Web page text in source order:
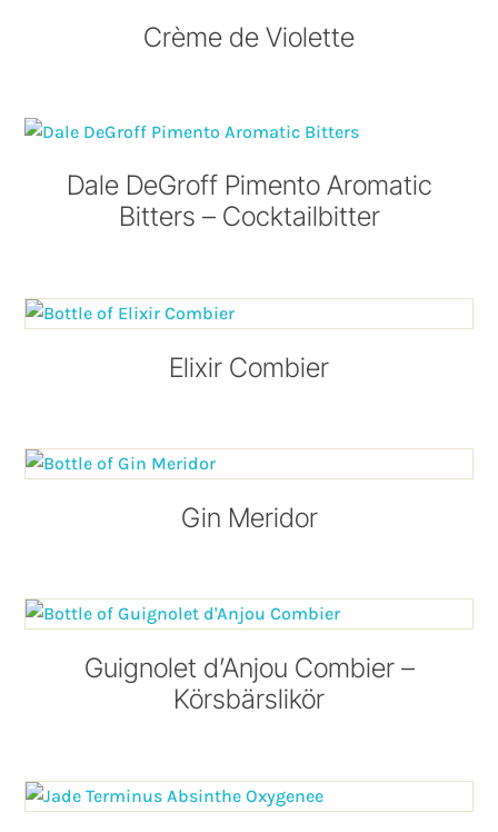
Crème de Violette
Dale DeGroff Pimento Aromatic
Bitters – Cocktailbitter
Elixir Combier
Gin Meridor
Guignolet d’Anjou Combier –
Körsbärslikör